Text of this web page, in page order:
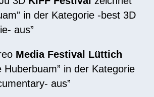
in der Kategorie -best 3D
aus”
Media Festival Lüttich
Huberbuam” in der Kategorie
aus”